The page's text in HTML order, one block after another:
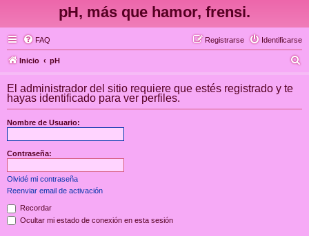
pH, más que hamor, frensi.
FAQ Identificarse
Registrarse
Inicio pH
c
El administrador del sitio requiere que estés registrado y te
hayas identificado para ver perfiles.
Nombre de Usuario:
Contraseña:
Olvidé mi contraseña
Reenviar email de activación
Recordar
Ocultar mi estado de conexión en esta sesión